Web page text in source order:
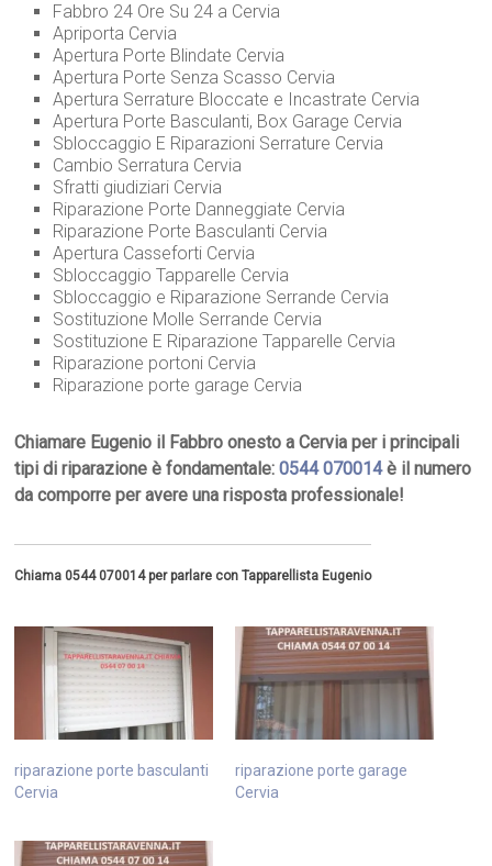
Fabbro 24 Ore Su 24 a Cervia
Apriporta Cervia
Apertura Porte Blindate Cervia
Apertura Porte Senza Scasso Cervia
Apertura Serrature Bloccate e Incastrate Cervia
Apertura Porte Basculanti, Box Garage Cervia
Sbloccaggio E Riparazioni Serrature Cervia
Cambio Serratura Cervia
Sfratti giudiziari Cervia
Riparazione Porte Danneggiate Cervia
Riparazione Porte Basculanti Cervia
Apertura Casseforti Cervia
Sbloccaggio Tapparelle Cervia
Sbloccaggio e Riparazione Serrande Cervia
Sostituzione Molle Serrande Cervia
Sostituzione E Riparazione Tapparelle Cervia
Riparazione portoni Cervia
Riparazione porte garage Cervia
Chiamare Eugenio il Fabbro onesto a Cervia per i principali
tipi di riparazione è fondamentale:0544 070014è il numero
da comporre per avere una risposta professionale!
Chiama 0544 070014 per parlare con Tapparellista Eugenio
riparazione porte basculanti
Cervia
riparazione porte garage
Cervia